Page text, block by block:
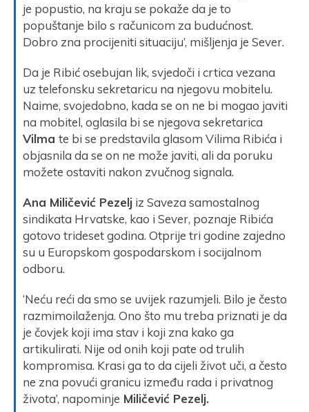
je popustio, na kraju se pokaže da je to
popuštanje bilo s računicom za budućnost.
Dobro zna procijeniti situaciju’, mišljenja je Sever.
Da je Ribić osebujan lik, svjedoči i crtica vezana
uz telefonsku sekretaricu na njegovu mobitelu.
Naime, svojedobno, kada se on ne bi mogao javiti
na mobitel, oglasila bi se njegova sekretarica
Vilma te bi se predstavila glasom Vilima Ribića i
objasnila da se on ne može javiti, ali da poruku
možete ostaviti nakon zvučnog signala.
Ana Miličević Pezelj iz Saveza samostalnog
sindikata Hrvatske, kao i Sever, poznaje Ribića
gotovo trideset godina. Otprije tri godine zajedno
su u Europskom gospodarskom i socijalnom
odboru.
‘Neću reći da smo se uvijek razumjeli. Bilo je često
razmimoilaženja. Ono što mu treba priznati je da
je čovjek koji ima stav i koji zna kako ga
artikulirati. Nije od onih koji pate od trulih
kompromisa. Krasi ga to da cijeli život uči, a često
ne zna povući granicu između rada i privatnog
života’, napominje Miličević Pezelj.